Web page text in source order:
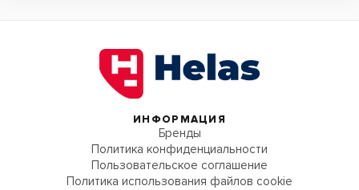
ИНФОРМАЦИЯ
Бренды
Политика конфиденциальности
Пользовательское соглашение
Политика использования файлов cookie